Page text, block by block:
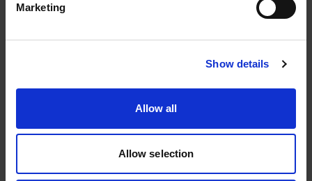
Marketing
Show details
Allow all
Allow selection
Kontakt
weland@weland.no